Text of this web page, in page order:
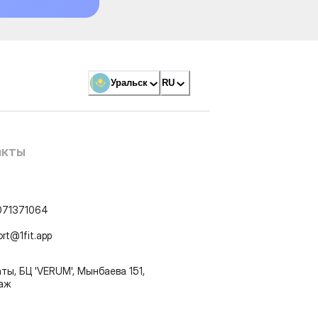
Уральск RU
БЦ 'VERUM', Мынбаева 151,